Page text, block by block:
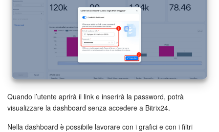
Bitrix24 Messenger
Domande generali
INIZIA GRATIS
Quando l’utente aprirà il link e inserirà la password, potrà
visualizzare la dashboard senza accedere a Bitrix24.
Nella dashboard è possibile lavorare con i grafici e con i filtri